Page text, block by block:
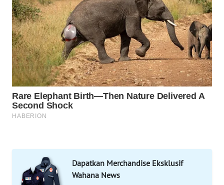
Dapatkan Merchandise Eksklusif
Wahana News
NET
WAHANA
SPORT
WAHANA
UMKM
WAHANA
SELEB
WAHANA